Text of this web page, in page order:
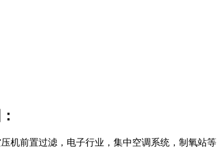
机前置过滤，电子行业，集中空调系统，制氧站等